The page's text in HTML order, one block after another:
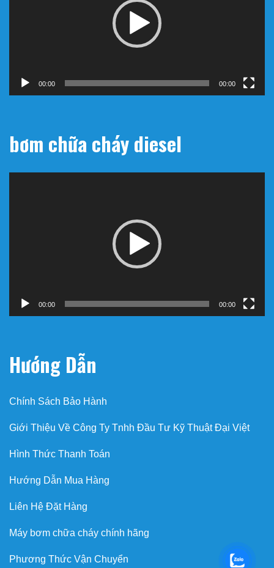
00:00 00:00
bơm chữa cháy diesel
00:00 00:00
Hướng Dẫn
Chính Sách Bảo Hành
Giới Thiệu Về Công Ty Tnhh Đầu Tư Kỹ Thuật Đại Việt
Hình Thức Thanh Toán
Hướng Dẫn Mua Hàng
Liên Hệ Đặt Hàng
Máy bơm chữa cháy chính hãng
Phương Thức Vận Chuyển